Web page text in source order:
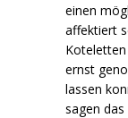
einen
affektiert
ernst
lassen
sagen